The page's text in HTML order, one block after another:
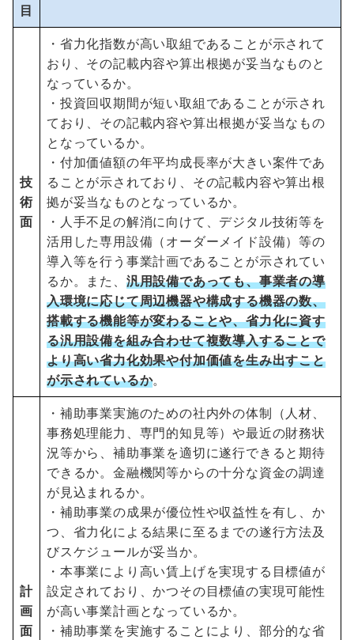
目
技
術
面
・省力化指数が高い取組であることが示されて
おり、その記載内容や算出根拠が妥当なものと
なっているか。
・投資回収期間が短い取組であることが示され
ており、その記載内容や算出根拠が妥当なもの
となっているか。
・付加価値額の年平均成長率が大きい案件であ
ることが示されており、その記載内容や算出根
拠が妥当なものとなっているか。
・人手不足の解消に向けて、デジタル技術等を
活用した専用設備（オーダーメイド設備）等の
導入等を行う事業計画であることが示されてい
るか。また、 汎用設備であっても、事業者の導
入環境に応じて周辺機器や構成する機器の数、
搭載する機能等が変わることや、省力化に資す
る汎用設備を組み合わせて複数導入することで
より高い省力化効果や付加価値を生み出すこと
が示されているか。
計
画
面
・補助事業実施のための社内外の体制（人材、
事務処理能力、専門的知見等）や最近の財務状
況等から、補助事業を適切に遂行できると期待
できるか。金融機関等からの十分な資金の調達
が見込まれるか。
・補助事業の成果が優位性や収益性を有し、か
つ、省力化による結果に至るまでの遂行方法及
びスケジュールが妥当か。
・本事業により高い賃上げを実現する目標値が
設定されており、かつその目標値の実現可能性
が高い事業計画となっているか。
・補助事業を実施することにより、部分的な省